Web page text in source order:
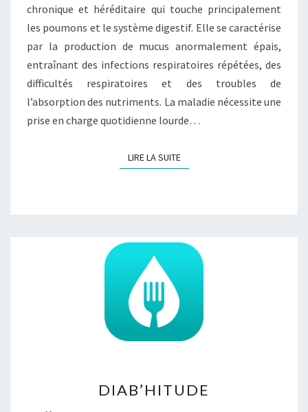
chronique et héréditaire qui touche principalement
les poumons et le système digestif. Elle se caractérise
par la production de mucus anormalement épais,
entraînant des infections respiratoires répétées, des
difficultés respiratoires et des troubles de
l’absorption des nutriments. La maladie nécessite une
prise en charge quotidienne lourde…
LIRE LA SUITELIRE LA SUITE
DIAB’HITUDE